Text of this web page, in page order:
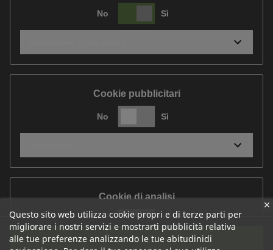
Questo sito web utilizza cookie propri e di terze parti per
migliorare i nostri servizi e mostrarti pubblicità relativa
alle tue preferenze analizzando le tue abitudinidi
No Sì
Cookie pubblicitari
No Sì
Cookie di analisi
No Sì
Accetta tutti